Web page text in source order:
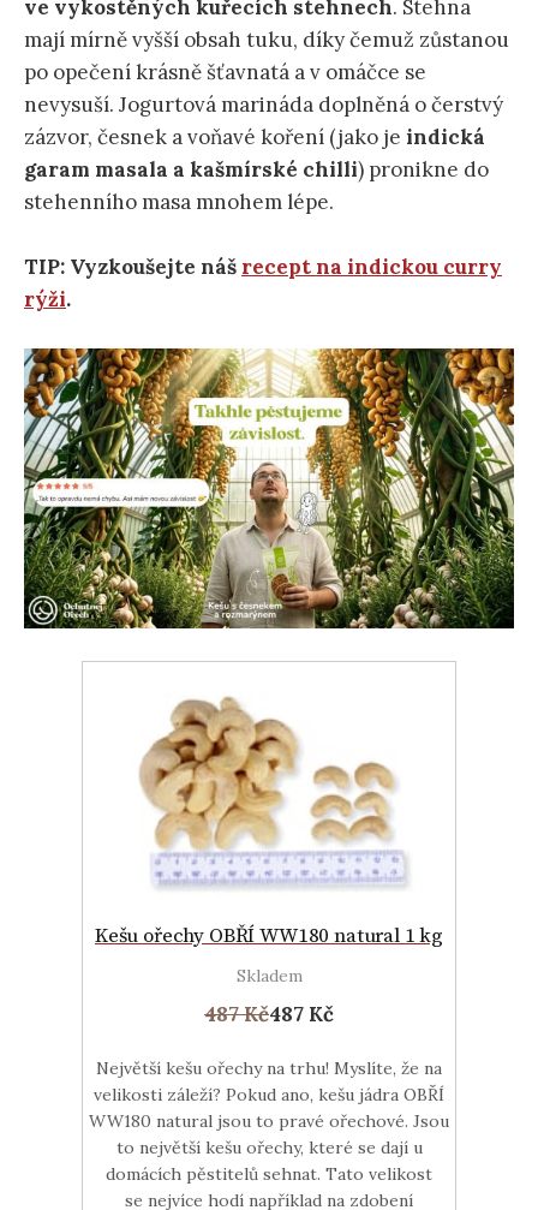
ve vykostěných kuřecích stehnech. Stehna
mají mírně vyšší obsah tuku, díky čemuž zůstanou
po opečení krásně šťavnatá a v omáčce se
nevysuší. Jogurtová marináda doplněná o čerstvý
zázvor, česnek a voňavé koření (jako je indická
garam masala a kašmírské chilli) pronikne do
stehenního masa mnohem lépe.
TIP: Vyzkoušejte náš recept na indickou curry
rýži.
Kešu ořechy OBŘÍ WW180 natural 1 kg
Skladem
487 Kč487 Kč
Největší kešu ořechy na trhu! Myslíte, že na
velikosti záleží? Pokud ano, kešu jádra OBŘÍ
WW180 natural jsou to pravé ořechové. Jsou
to největší kešu ořechy, které se dají u
domácích pěstitelů sehnat. Tato velikost
se nejvíce hodí například na zdobení